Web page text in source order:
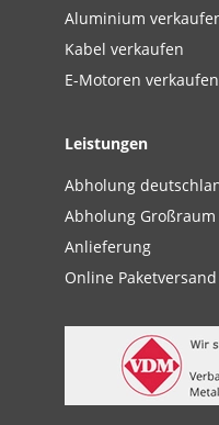
Aluminium
Kabel verkaufen
E-Motoren verkaufen
Leistungen
Abholung
Abholung
Anlieferung
Online Paketversand